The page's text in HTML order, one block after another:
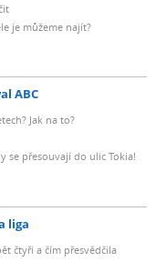
je můžeme najít?
ABC
Jak na to?
se přesouvají do ulic Tokia!
liga
čtyři a čím přesvědčila